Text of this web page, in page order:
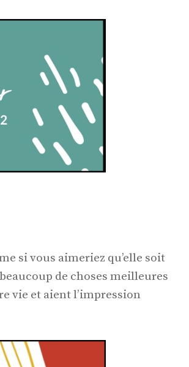
si vous aimeriez qu’elle soit
de choses meilleures
vie et aient l’impression